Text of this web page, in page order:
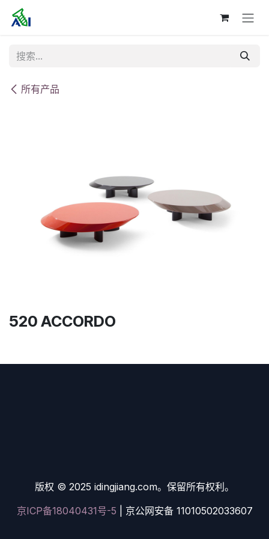
跳至内容
所有产品
520 ACCORDO
版权 © 2025 idingjiang.com。保留所有权利。
京ICP备18040431号-5 | 京公网安备 11010502033607